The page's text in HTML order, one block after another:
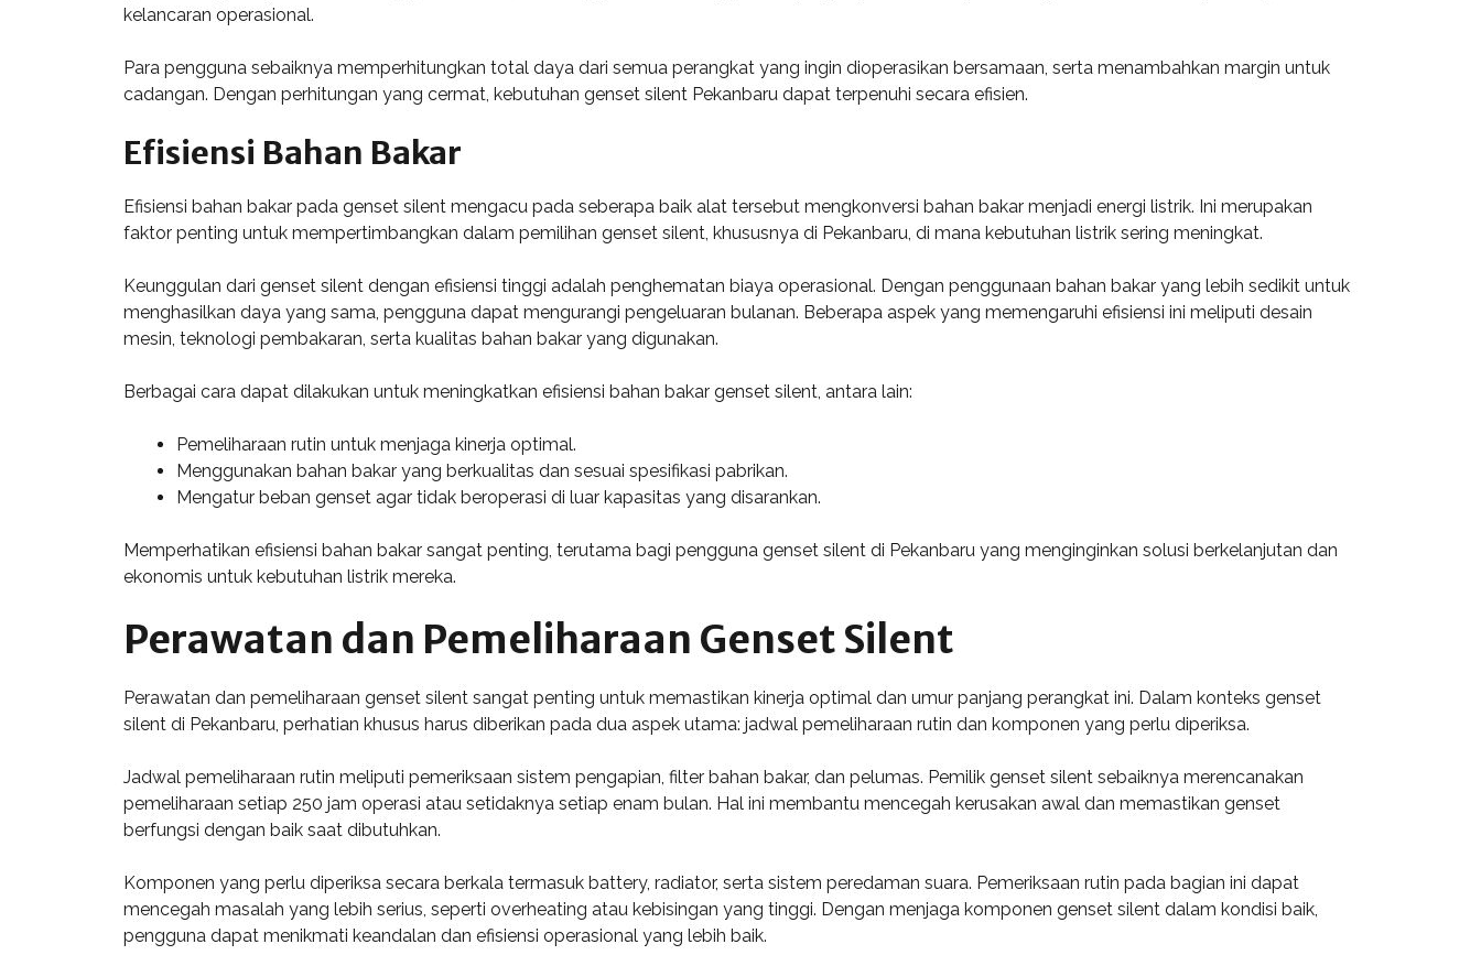
kelancaran operasional.
Para pengguna sebaiknya memperhitungkan total daya dari semua perangkat yang ingin dioperasikan bersamaan, serta menambahkan margin untuk
cadangan. Dengan perhitungan yang cermat, kebutuhan genset silent Pekanbaru dapat terpenuhi secara efisien.
Efisiensi Bahan Bakar
Efisiensi bahan bakar pada genset silent mengacu pada seberapa baik alat tersebut mengkonversi bahan bakar menjadi energi listrik. Ini merupakan
faktor penting untuk mempertimbangkan dalam pemilihan genset silent, khususnya di Pekanbaru, di mana kebutuhan listrik sering meningkat.
Keunggulan dari genset silent dengan efisiensi tinggi adalah penghematan biaya operasional. Dengan penggunaan bahan bakar yang lebih sedikit untuk
menghasilkan daya yang sama, pengguna dapat mengurangi pengeluaran bulanan. Beberapa aspek yang memengaruhi efisiensi ini meliputi desain
mesin, teknologi pembakaran, serta kualitas bahan bakar yang digunakan.
Berbagai cara dapat dilakukan untuk meningkatkan efisiensi bahan bakar genset silent, antara lain:
Pemeliharaan rutin untuk menjaga kinerja optimal.
Menggunakan bahan bakar yang berkualitas dan sesuai spesifikasi pabrikan.
Mengatur beban genset agar tidak beroperasi di luar kapasitas yang disarankan.
Memperhatikan efisiensi bahan bakar sangat penting, terutama bagi pengguna genset silent di Pekanbaru yang menginginkan solusi berkelanjutan dan
ekonomis untuk kebutuhan listrik mereka.
Perawatan dan Pemeliharaan Genset Silent
Perawatan dan pemeliharaan genset silent sangat penting untuk memastikan kinerja optimal dan umur panjang perangkat ini. Dalam konteks genset
silent di Pekanbaru, perhatian khusus harus diberikan pada dua aspek utama: jadwal pemeliharaan rutin dan komponen yang perlu diperiksa.
Jadwal pemeliharaan rutin meliputi pemeriksaan sistem pengapian, filter bahan bakar, dan pelumas. Pemilik genset silent sebaiknya merencanakan
pemeliharaan setiap 250 jam operasi atau setidaknya setiap enam bulan. Hal ini membantu mencegah kerusakan awal dan memastikan genset
berfungsi dengan baik saat dibutuhkan.
Komponen yang perlu diperiksa secara berkala termasuk battery, radiator, serta sistem peredaman suara. Pemeriksaan rutin pada bagian ini dapat
mencegah masalah yang lebih serius, seperti overheating atau kebisingan yang tinggi. Dengan menjaga komponen genset silent dalam kondisi baik,
pengguna dapat menikmati keandalan dan efisiensi operasional yang lebih baik.